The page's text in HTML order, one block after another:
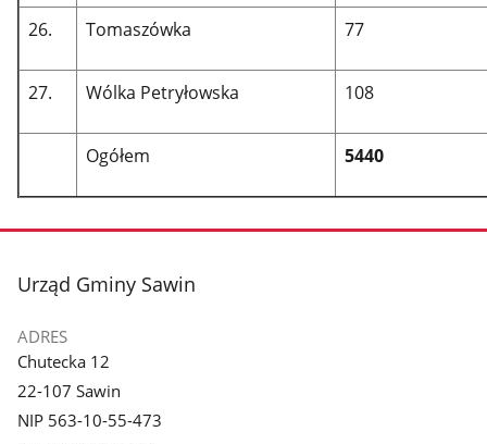
26. Tomaszówka 77
27. Wólka Petryłowska 108
Ogółem 5440
stopka
Urząd Gminy Sawin
ADRES
Chutecka 12
22-107 Sawin
NIP 563-10-55-473